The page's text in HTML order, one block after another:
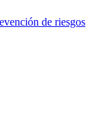
de riesgos